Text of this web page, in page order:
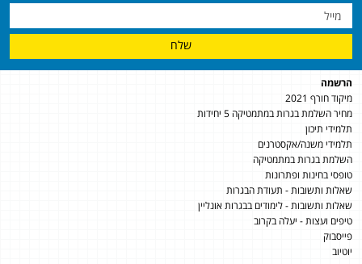
שלח
הרשמה
מיקוד חורף 2021
מחיר השלמת בגרות במתמטיקה 5 יחידות
תלמידי תיכון
תלמידי משנה/אקסטרנים
השלמת בגרות במתמטיקה
טופסי בחינות ופתרונות
שאלות ותשובות - תעודת הבגרות
שאלות ותשובות - לימודים בבגרות אונליין
טיפים ועצות - יעלה בקרוב
פייסבוק
יוטיוב